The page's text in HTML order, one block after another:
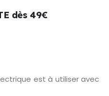
dès 49€
est à utiliser avec